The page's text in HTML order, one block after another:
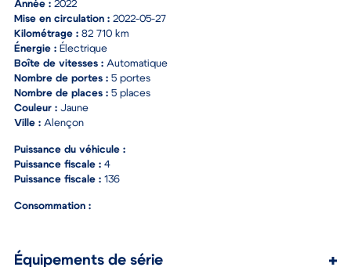
Année : 2022
Mise en circulation : 2022-05-27
Kilométrage : 82 710 km
Énergie : Électrique
Boîte de vitesses : Automatique
Nombre de portes : 5 portes
Nombre de places : 5 places
Couleur : Jaune
Ville : Alençon
Puissance du véhicule :
Puissance fiscale : 4
Puissance fiscale : 136
Consommation :
Équipements de série